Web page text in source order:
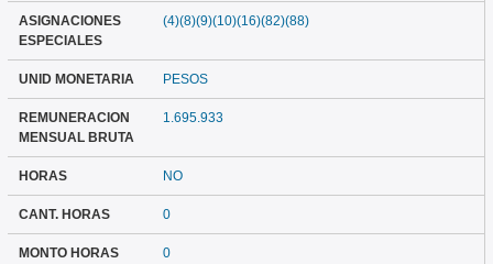
ASIGNACIONES
ESPECIALES
(4)(8)(9)(10)(16)(82)(88)
UNID MONETARIA PESOS
REMUNERACION
MENSUAL BRUTA
1.695.933
HORAS NO
CANT. HORAS 0
MONTO HORAS
0